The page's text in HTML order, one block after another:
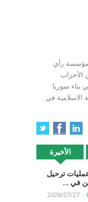
مؤسسة رأي
الأحزاب
بناء سوريا
الاسلامية في
الأخيرة
ترحيل
في ...
-
2026/07/27